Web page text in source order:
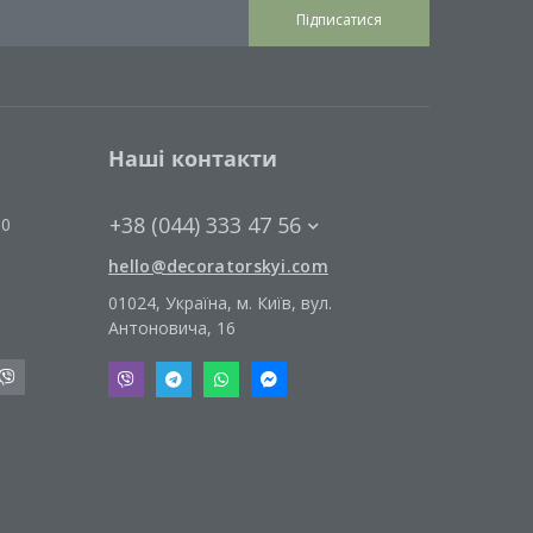
Підписатися
Наші контакти
+38 (044) 333 47 56
hello@decoratorskyi.com
01024, Україна, м. Київ, вул.
Антоновича, 16